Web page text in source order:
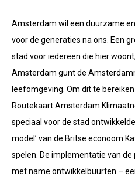
Amsterdam wil een duurzame
voor de generaties na ons. Een
stad voor iedereen die hier
Amsterdam gunt de
leefomgeving. Om dit te
Routekaart Amsterdam
speciaal voor de stad
model’ van de Britse econoom
spelen. De implementatie van
met name ontwikkelbuurten –